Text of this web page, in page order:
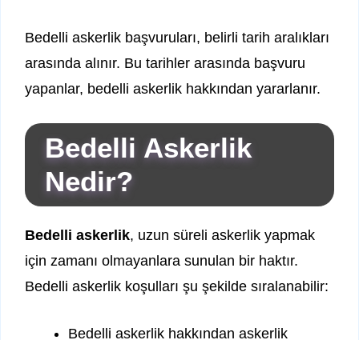
Bedelli askerlik başvuruları, belirli tarih aralıkları
arasında alınır. Bu tarihler arasında başvuru
yapanlar, bedelli askerlik hakkından yararlanır.
Bedelli Askerlik
Nedir?
Bedelli askerlik, uzun süreli askerlik yapmak
için zamanı olmayanlara sunulan bir haktır.
Bedelli askerlik koşulları şu şekilde sıralanabilir:
Bedelli askerlik hakkından askerlik